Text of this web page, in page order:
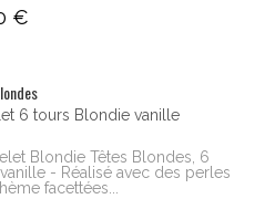
€
6 tours Blondie vanille
Blondie Têtes Blondes, 6
- Réalisé avec des perles
facettées...